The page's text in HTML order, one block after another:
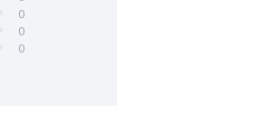
0
0
0